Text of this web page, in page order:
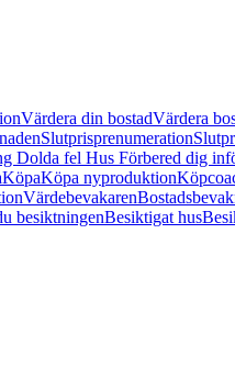
Värdera din bostadVärdera
Slutprisprenumeration
Dolda fel Hus Förbered dig
KöpaKöpa nyproduktion
Värdebevakaren
besiktningenBesiktigat hus